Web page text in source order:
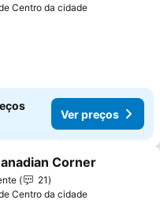
Centro da cidade
Ver preços
aos favoritos
Corner
21
Centro da cidade